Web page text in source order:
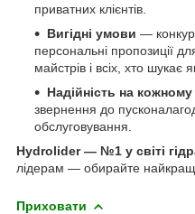
приватних клієнтів.
Вигідні умови —
персональні пропозиції
майстрів і всіх, хто шукає
Надійність на кожному
звернення до
обслуговування.
Hydrolider — №1 у світі
лідерам — обирайте
Приховати